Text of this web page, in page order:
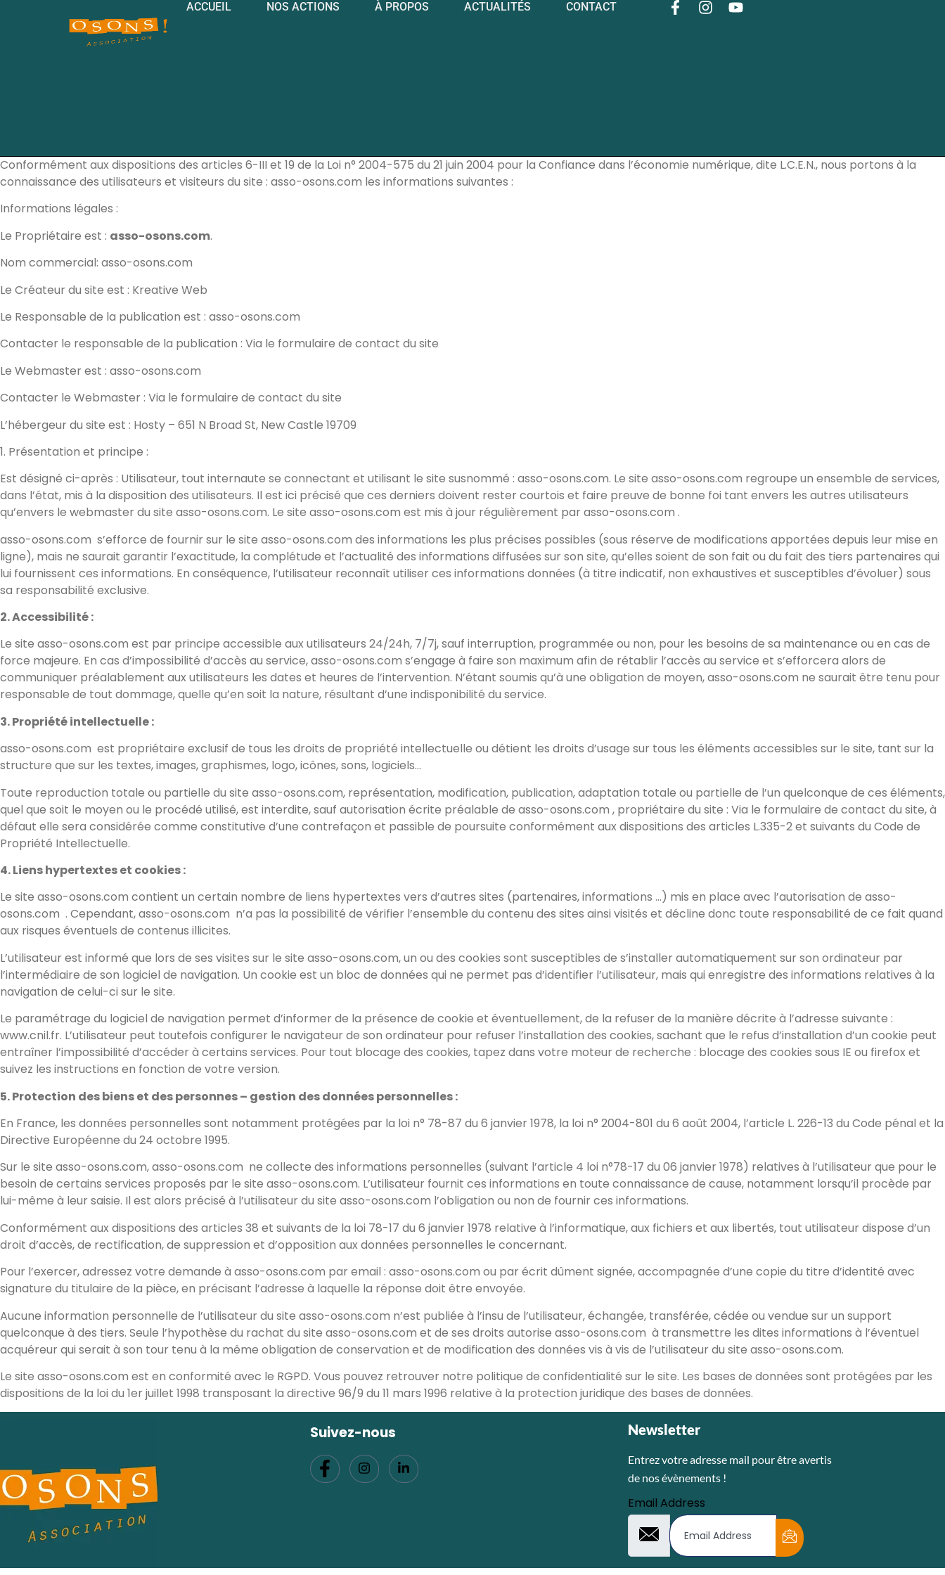
ACCUEIL NOS ACTIONS À PROPOS ACTUALITÉS CONTACT
Conformément aux dispositions des articles 6-III et 19 de la Loi n° 2004-575 du 21 juin 2004 pour la Confiance dans l’économie numérique, dite L.C.E.N., nous portons à la
connaissance des utilisateurs et visiteurs du site : asso-osons.com les informations suivantes :
Informations légales :
Le Propriétaire est : asso-osons.com.
Nom commercial: asso-osons.com
Le Créateur du site est : Kreative Web
Le Responsable de la publication est : asso-osons.com
Contacter le responsable de la publication : Via le formulaire de contact du site
Le Webmaster est : asso-osons.com
Contacter le Webmaster : Via le formulaire de contact du site
L’hébergeur du site est : Hosty – 651 N Broad St, New Castle 19709
1. Présentation et principe :
Est désigné ci-après : Utilisateur, tout internaute se connectant et utilisant le site susnommé : asso-osons.com. Le site asso-osons.com regroupe un ensemble de services,
dans l’état, mis à la disposition des utilisateurs. Il est ici précisé que ces derniers doivent rester courtois et faire preuve de bonne foi tant envers les autres utilisateurs
qu’envers le webmaster du site asso-osons.com. Le site asso-osons.com est mis à jour régulièrement par asso-osons.com .
asso-osons.com s’efforce de fournir sur le site asso-osons.com des informations les plus précises possibles (sous réserve de modifications apportées depuis leur mise en
ligne), mais ne saurait garantir l’exactitude, la complétude et l’actualité des informations diffusées sur son site, qu’elles soient de son fait ou du fait des tiers partenaires qui
lui fournissent ces informations. En conséquence, l’utilisateur reconnaît utiliser ces informations données (à titre indicatif, non exhaustives et susceptibles d’évoluer) sous
sa responsabilité exclusive.
2. Accessibilité :
Le site asso-osons.com est par principe accessible aux utilisateurs 24/24h, 7/7j, sauf interruption, programmée ou non, pour les besoins de sa maintenance ou en cas de
force majeure. En cas d’impossibilité d’accès au service, asso-osons.com s’engage à faire son maximum afin de rétablir l’accès au service et s’efforcera alors de
communiquer préalablement aux utilisateurs les dates et heures de l’intervention. N’étant soumis qu’à une obligation de moyen, asso-osons.com ne saurait être tenu pour
responsable de tout dommage, quelle qu’en soit la nature, résultant d’une indisponibilité du service.
3. Propriété intellectuelle :
asso-osons.com est propriétaire exclusif de tous les droits de propriété intellectuelle ou détient les droits d’usage sur tous les éléments accessibles sur le site, tant sur la
structure que sur les textes, images, graphismes, logo, icônes, sons, logiciels…
Toute reproduction totale ou partielle du site asso-osons.com, représentation, modification, publication, adaptation totale ou partielle de l’un quelconque de ces éléments,
quel que soit le moyen ou le procédé utilisé, est interdite, sauf autorisation écrite préalable de asso-osons.com , propriétaire du site : Via le formulaire de contact du site, à
défaut elle sera considérée comme constitutive d’une contrefaçon et passible de poursuite conformément aux dispositions des articles L.335-2 et suivants du Code de
Propriété Intellectuelle.
4. Liens hypertextes et cookies :
Le site asso-osons.com contient un certain nombre de liens hypertextes vers d’autres sites (partenaires, informations …) mis en place avec l’autorisation de asso-
osons.com . Cependant, asso-osons.com n’a pas la possibilité de vérifier l’ensemble du contenu des sites ainsi visités et décline donc toute responsabilité de ce fait quand
aux risques éventuels de contenus illicites.
L’utilisateur est informé que lors de ses visites sur le site asso-osons.com, un ou des cookies sont susceptibles de s’installer automatiquement sur son ordinateur par
l’intermédiaire de son logiciel de navigation. Un cookie est un bloc de données qui ne permet pas d’identifier l’utilisateur, mais qui enregistre des informations relatives à la
navigation de celui-ci sur le site.
Le paramétrage du logiciel de navigation permet d’informer de la présence de cookie et éventuellement, de la refuser de la manière décrite à l’adresse suivante :
www.cnil.fr. L’utilisateur peut toutefois configurer le navigateur de son ordinateur pour refuser l’installation des cookies, sachant que le refus d’installation d’un cookie peut
entraîner l’impossibilité d’accéder à certains services. Pour tout blocage des cookies, tapez dans votre moteur de recherche : blocage des cookies sous IE ou firefox et
suivez les instructions en fonction de votre version.
5. Protection des biens et des personnes – gestion des données personnelles :
En France, les données personnelles sont notamment protégées par la loi n° 78-87 du 6 janvier 1978, la loi n° 2004-801 du 6 août 2004, l’article L. 226-13 du Code pénal et la
Directive Européenne du 24 octobre 1995.
Sur le site asso-osons.com, asso-osons.com ne collecte des informations personnelles (suivant l’article 4 loi n°78-17 du 06 janvier 1978) relatives à l’utilisateur que pour le
besoin de certains services proposés par le site asso-osons.com. L’utilisateur fournit ces informations en toute connaissance de cause, notamment lorsqu’il procède par
lui-même à leur saisie. Il est alors précisé à l’utilisateur du site asso-osons.com l’obligation ou non de fournir ces informations.
Conformément aux dispositions des articles 38 et suivants de la loi 78-17 du 6 janvier 1978 relative à l’informatique, aux fichiers et aux libertés, tout utilisateur dispose d’un
droit d’accès, de rectification, de suppression et d’opposition aux données personnelles le concernant.
Pour l’exercer, adressez votre demande à asso-osons.com par email : asso-osons.com ou par écrit dûment signée, accompagnée d’une copie du titre d’identité avec
signature du titulaire de la pièce, en précisant l’adresse à laquelle la réponse doit être envoyée.
Aucune information personnelle de l’utilisateur du site asso-osons.com n’est publiée à l’insu de l’utilisateur, échangée, transférée, cédée ou vendue sur un support
quelconque à des tiers. Seule l’hypothèse du rachat du site asso-osons.com et de ses droits autorise asso-osons.com à transmettre les dites informations à l’éventuel
acquéreur qui serait à son tour tenu à la même obligation de conservation et de modification des données vis à vis de l’utilisateur du site asso-osons.com.
Le site asso-osons.com est en conformité avec le RGPD. Vous pouvez retrouver notre politique de confidentialité sur le site. Les bases de données sont protégées par les
dispositions de la loi du 1er juillet 1998 transposant la directive 96/9 du 11 mars 1996 relative à la protection juridique des bases de données.
Suivez-nous Newsletter
Entrez votre adresse mail pour être avertis
de nos évènements !
Email Address